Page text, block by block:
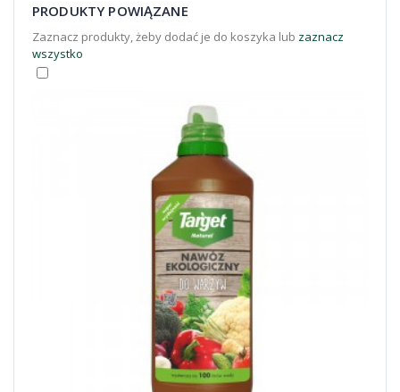
PRODUKTY POWIĄZANE
Zaznacz produkty, żeby dodać je do koszyka lub zaznacz
wszystko